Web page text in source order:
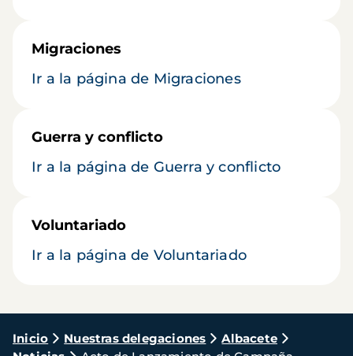
Migraciones
Ir a la página de Migraciones
Guerra y conflicto
Ir a la página de Guerra y conflicto
Voluntariado
Ir a la página de Voluntariado
Ruta
Inicio Nuestras delegaciones
Albacete